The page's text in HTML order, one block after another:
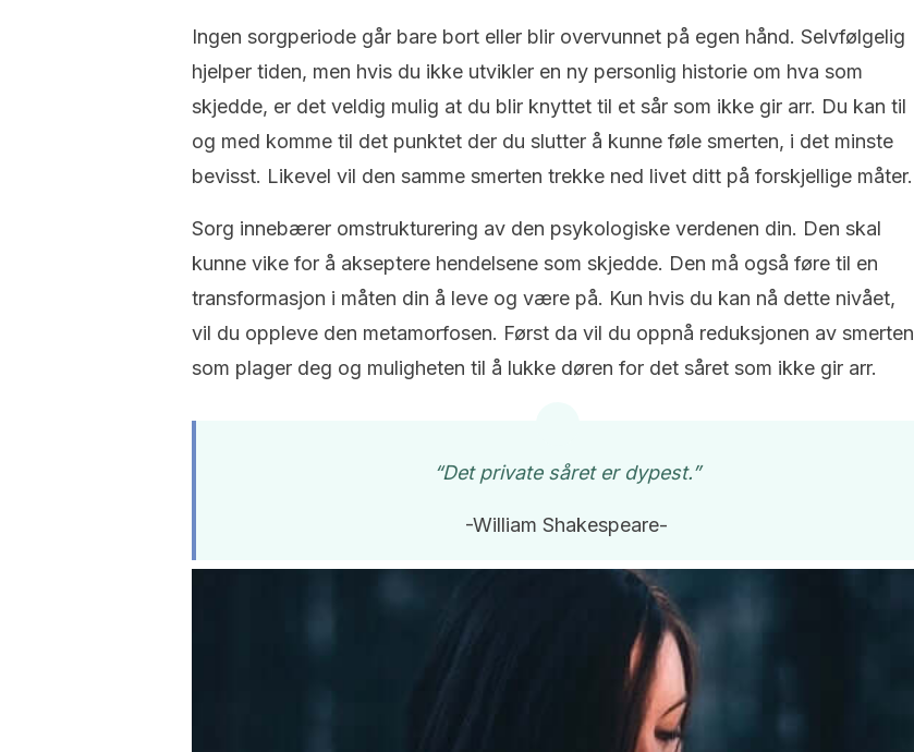
Ingen sorgperiode går bare bort eller blir overvunnet på egen hånd. Selvfølgelig
hjelper tiden, men hvis du ikke utvikler en ny personlig historie om hva som
skjedde, er det veldig mulig at du blir knyttet til et sår som ikke gir arr. Du kan til
og med komme til det punktet der du slutter å kunne føle smerten, i det minste
bevisst. Likevel vil den samme smerten trekke ned livet ditt på forskjellige måter.
Sorg innebærer omstrukturering av den psykologiske verdenen din. Den skal
kunne vike for å akseptere hendelsene som skjedde. Den må også føre til en
transformasjon i måten din å leve og være på. Kun hvis du kan nå dette nivået,
vil du oppleve den metamorfosen. Først da vil du oppnå reduksjonen av smerten
som plager deg og muligheten til å lukke døren for det såret som ikke gir arr.
“Det private såret er dypest.”
-William Shakespeare-